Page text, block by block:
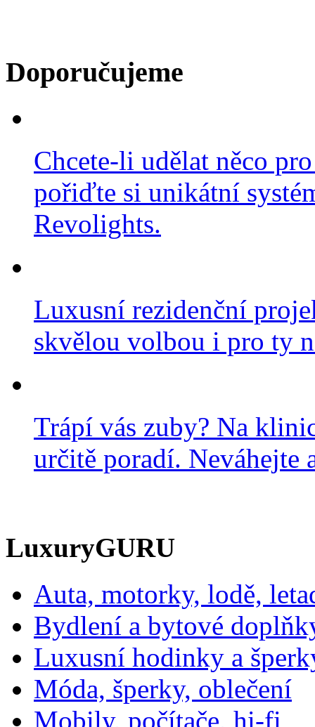
Doporučujeme
Chcete-li udělat něco
pořiďte si unikátní
Revolights.
Luxusní rezidenční
skvělou volbou i pro ty
Trápí vás zuby? Na
určitě poradí. Neváhejte
LuxuryGURU
Auta, motorky, lodě,
Bydlení a bytové
Luxusní hodinky a
Móda, šperky, oblečení
Mobily, počítače, hi-fi